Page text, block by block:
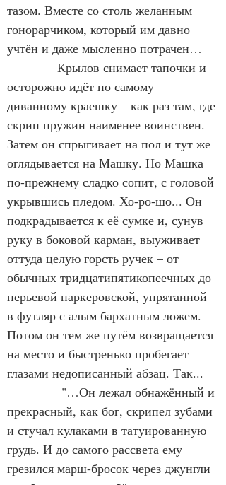
тазом. Вместе со столь желанным
гонорарчиком, который им давно
учтён и даже мысленно потрачен…
Крылов снимает тапочки и
осторожно идёт по самому
диванному краешку – как раз там, где
скрип пружин наименее воинствен.
Затем он спрыгивает на пол и тут же
оглядывается на Машку. Но Машка
по-прежнему сладко сопит, с головой
укрывшись пледом. Хо-ро-шо... Он
подкрадывается к её сумке и, сунув
руку в боковой карман, выуживает
оттуда целую горсть ручек – от
обычных тридцатипятикопеечных до
перьевой паркеровской, упрятанной
в футляр с алым бархатным ложем.
Потом он тем же путём возвращается
на место и быстренько пробегает
глазами недописанный абзац. Так...
"…Он лежал обнажённый и
прекрасный, как бог, скрипел зубами
и стучал кулаками в татуированную
грудь. И до самого рассвета ему
грезился марш-бросок через джунгли